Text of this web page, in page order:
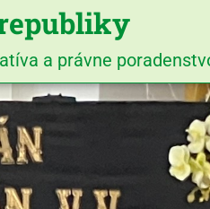
a právne